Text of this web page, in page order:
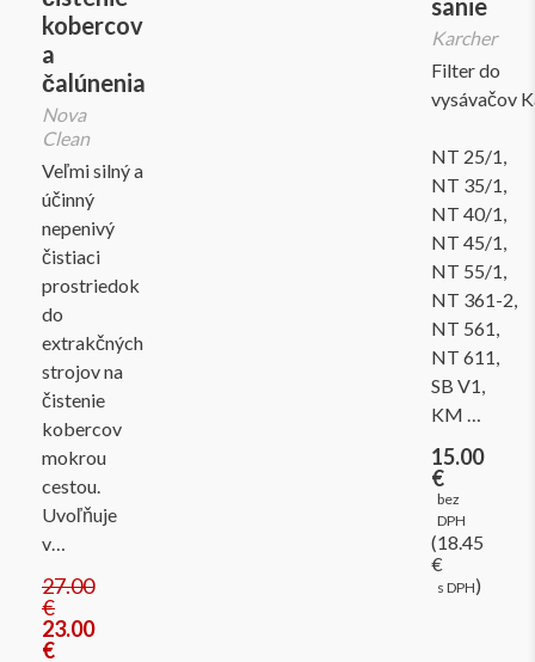
kobercov
a
čalúnenia
Nova
Clean
Veľmi silný a
účinný
nepenivý
čistiaci
prostriedok
do
extrakčných
strojov na
čistenie
kobercov
mokrou
cestou.
Uvoľňuje
v…
27.00
€
23.00
€
Karcher
Filter do
vysávačov
NT 25/1,
NT 35/1,
NT 40/1,
NT 45/1,
NT 55/1,
NT 361-2,
NT 561,
NT 611,
SB V1,
KM …
15.00
€
bez
DPH
(18.45
€
s DPH)